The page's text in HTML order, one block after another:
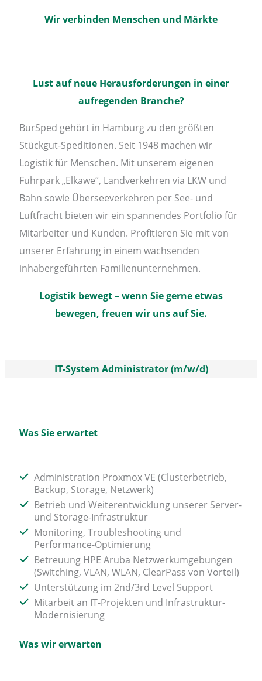
Wir verbinden Menschen und Märkte
Lust auf neue Herausforderungen in einer
aufregenden Branche?
BurSped gehört in Hamburg zu den größten
Stückgut-Speditionen. Seit 1948 machen wir
Logistik für Menschen. Mit unserem eigenen
Fuhrpark „Elkawe“, Landverkehren via LKW und
Bahn sowie Überseeverkehren per See- und
Luftfracht bieten wir ein spannendes Portfolio für
Mitarbeiter und Kunden. Profitieren Sie mit von
unserer Erfahrung in einem wachsenden
inhabergeführten Familienunternehmen.
Logistik bewegt – wenn Sie gerne etwas
bewegen, freuen wir uns auf Sie.
IT-System Administrator (m/w/d)
Was Sie erwartet
Administration Proxmox VE (Clusterbetrieb,
Backup, Storage, Netzwerk)
Betrieb und Weiterentwicklung unserer Server-
und Storage-Infrastruktur
Monitoring, Troubleshooting und
Performance-Optimierung
Betreuung HPE Aruba Netzwerkumgebungen
(Switching, VLAN, WLAN, ClearPass von Vorteil)
Unterstützung im 2nd/3rd Level Support
Mitarbeit an IT-Projekten und Infrastruktur-
Modernisierung
Was wir erwarten